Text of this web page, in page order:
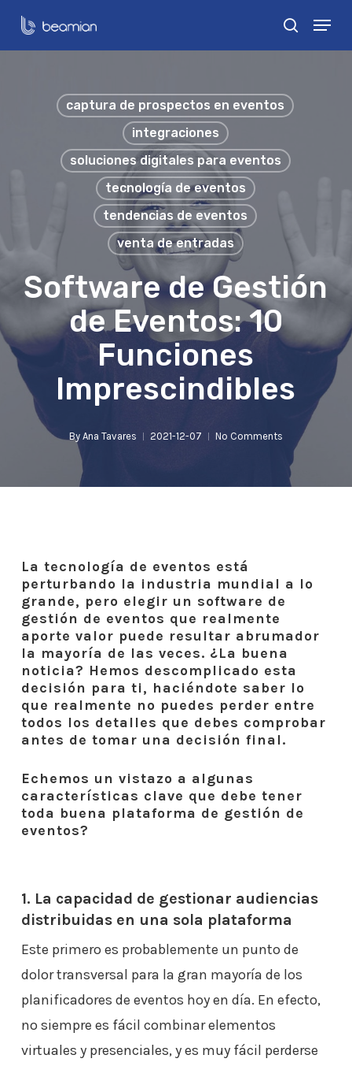
Skip
search
Menu
captura de prospectos en eventos
integraciones
soluciones digitales para eventos
tecnología de eventos
tendencias de eventos
venta de entradas
Software de Gestión
de Eventos: 10
Funciones
Imprescindibles
By Ana Tavares 2021-12-07 No Comments
La tecnología de eventos está
perturbando la industria mundial a lo
grande, pero elegir un software de
gestión de eventos que realmente
aporte valor puede resultar abrumador
la mayoría de las veces. ¿La buena
noticia? Hemos descomplicado esta
decisión para ti, haciéndote saber lo
que realmente no puedes perder entre
todos los detalles que debes comprobar
antes de tomar una decisión final.
Echemos un vistazo a algunas
características clave que debe tener
toda buena plataforma de gestión de
eventos?
1. La capacidad de gestionar audiencias
distribuidas en una sola plataforma
Este primero es probablemente un punto de
dolor transversal para la gran mayoría de los
planificadores de eventos hoy en día. En efecto,
no siempre es fácil combinar elementos
virtuales y presenciales, y es muy fácil perderse
Close